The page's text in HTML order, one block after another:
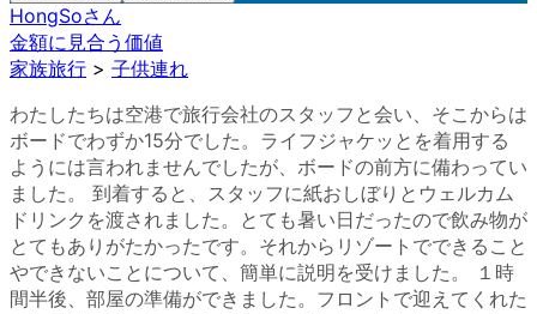
HongSoさん
金額に見合う価値
家族旅行 > 子供連れ
わたしたちは空港で旅行会社のスタッフと会い、そこからは
ボードでわずか15分でした。ライフジャケッとを着用する
ようには言われませんでしたが、ボードの前方に備わってい
ました。 到着すると、スタッフに紙おしぼりとウェルカム
ドリンクを渡されました。とても暑い日だったので飲み物が
とてもありがたかったです。それからリゾートでできること
やできないことについて、簡単に説明を受けました。 １時
間半後、部屋の準備ができました。フロントで迎えてくれた